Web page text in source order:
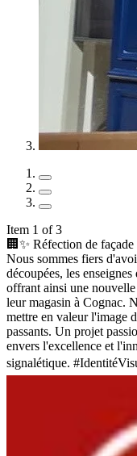
Item 1 of 3
🏢✨ Réfection de
Nous sommes fiers
découpées, les
offrant ainsi une
leur magasin à Cognac.
mettre en valeur l'image
passants. Un projet
envers l'excellence et
signalétique.